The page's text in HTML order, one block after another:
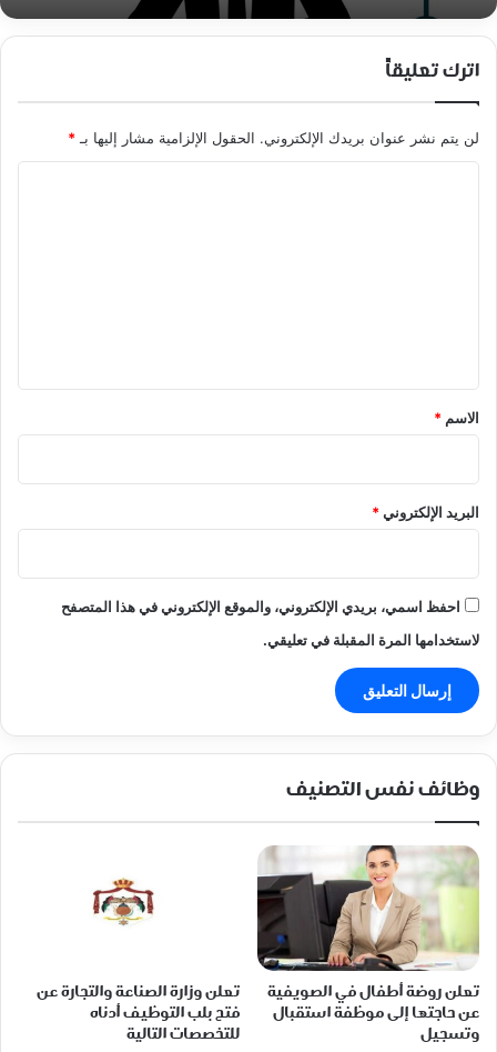
اترك تعليقاً
لن يتم نشر عنوان بريدك الإلكتروني. الحقول الإلزامية مشار إليها بـ*
*
الاسم *
البريد الإلكتروني*
احفظ اسمي، بريدي الإلكتروني، والموقع الإلكتروني في هذا المتصفح
لاستخدامها المرة المقبلة في تعليقي.
وظائف نفس التصنيف
تعلن روضة أطفال في الصويفية
عن حاجتها إلى موظفة استقبال
وتسجيل
تعلن وزارة الصناعة والتجارة عن
فتح بلب التوظيف أدناه
للتخصصات التالية